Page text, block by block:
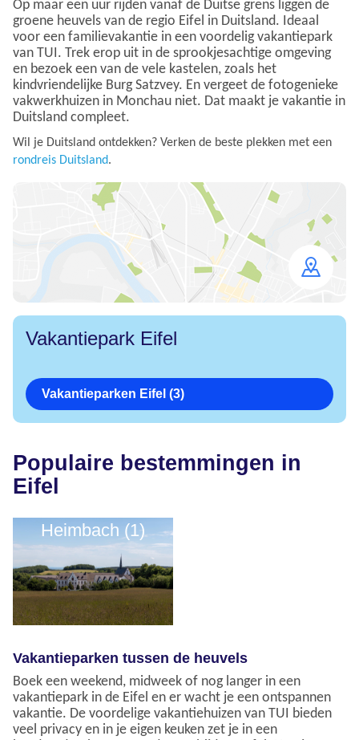
Op maar een uur rijden vanaf de Duitse grens liggen de
groene heuvels van de regio Eifel in Duitsland. Ideaal
voor een familievakantie in een voordelig vakantiepark
van TUI. Trek erop uit in de sprookjesachtige omgeving
en bezoek een van de vele kastelen, zoals het
kindvriendelijke Burg Satzvey. En vergeet de fotogenieke
vakwerkhuizen in Monchau niet. Dat maakt je vakantie in
Duitsland compleet.
Wil je Duitsland ontdekken? Verken de beste plekken met een
rondreis Duitsland.
map
Vakantiepark Eifel
Vakantieparken Eifel (3)
Populaire bestemmingen in
Eifel
Heimbach (1)
Vakantieparken tussen de heuvels
Boek een weekend, midweek of nog langer in een
vakantiepark in de Eifel en er wacht je een ontspannen
vakantie. De voordelige vakantiehuizen van TUI bieden
veel privacy en in je eigen keuken zet je in een